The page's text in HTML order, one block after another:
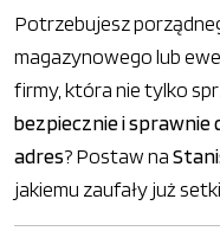
Potrzebujesz
magazynowego lub
firmy, która nie tylko
bezpiecznie i
adres? Postaw na
jakiemu zaufały już